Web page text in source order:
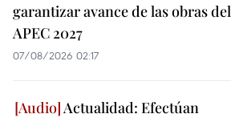
garantizar avance de las obras del
APEC 2027
07/08/2026 02:17
Actualidad: Efectúan